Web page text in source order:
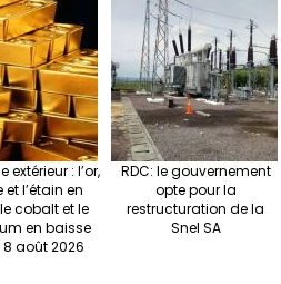
extérieur : l’or,
et l’étain en
cobalt et le
en baisse
août 2026
RDC: le gouvernement
opte pour la
restructuration de la
Snel SA